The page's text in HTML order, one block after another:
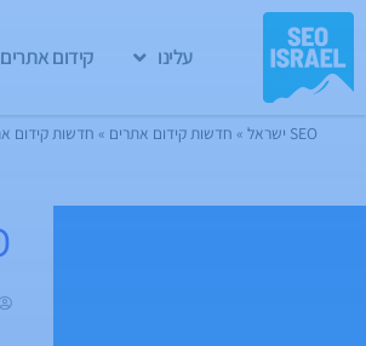
עלינו קידום אתרים
SEO ישראל » חדשות קידום אתרים » חדשות קידום